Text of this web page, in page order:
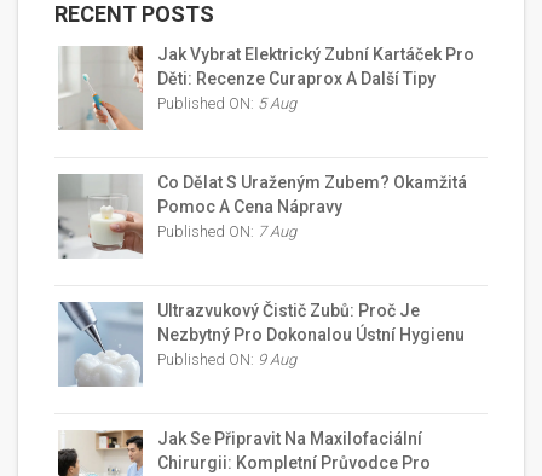
RECENT POSTS
Jak Vybrat Elektrický Zubní Kartáček Pro
Děti: Recenze Curaprox A Další Tipy
Published ON: 5 Aug
Co Dělat S Uraženým Zubem? Okamžitá
Pomoc A Cena Nápravy
Published ON: 7 Aug
Ultrazvukový Čistič Zubů: Proč Je
Nezbytný Pro Dokonalou Ústní Hygienu
Published ON: 9 Aug
Jak Se Připravit Na Maxilofaciální
Chirurgii: Kompletní Průvodce Pro